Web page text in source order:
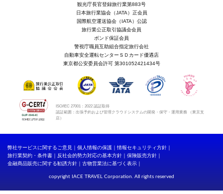
観光庁長官登録旅行業第883号
日本旅行業協会（JATA）正会員
国際航空運送協会（IATA）公認
旅行業公正取引協議会会員
ボンド保証会員
警視庁職員互助組合指定旅行会社
自動車安全運転センターＳＤカード優遇店
東京都公安委員会許可 第301052421434号
ISO/IEC 27001：2022 認証取得
認証範囲：出張予約および管理クラウドシステムの開発・保守・運用業務 （東京支
店）
弊社サービスに関するご意見 個人情報の保護
情報セキュリティ方針
旅行業契約・条件書
反社会的勢力対応の基本方針
保険販売方針
金融商品販売に関する勧誘方針
古物営業法に基づく表示
copyright IACE TRAVEL Corporation. All rights reserved